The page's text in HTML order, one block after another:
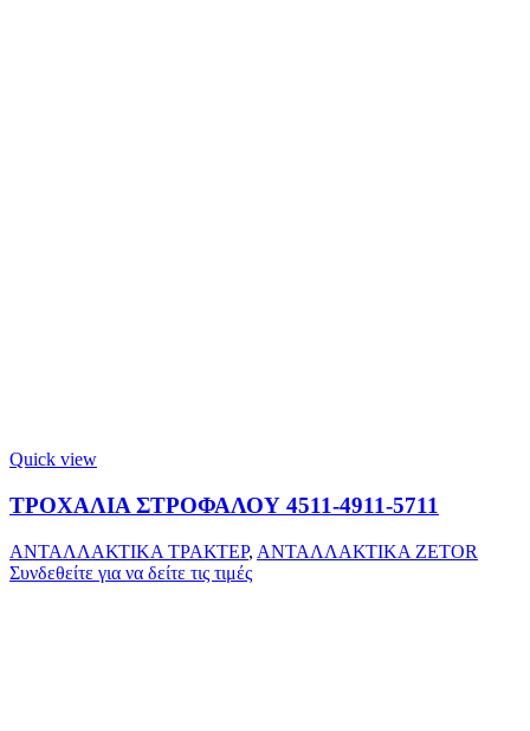
Quick view
ΤΡΟΧΑΛΙΑ ΣΤΡΟΦΑΛΟΥ 4511-4911-5711
ΑΝΤΑΛΛΑΚΤΙΚΑ ΤΡΑΚΤΕΡ, ΑΝΤΑΛΛΑΚΤΙΚΑ ZETOR
Συνδεθείτε για να δείτε τις τιμές